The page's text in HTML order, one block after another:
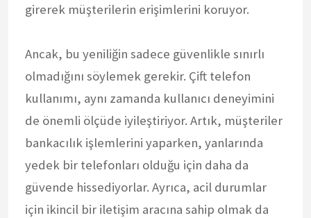
girerek müşterilerin erişimlerini koruyor.
Ancak, bu yeniliğin sadece güvenlikle sınırlı
olmadığını söylemek gerekir. Çift telefon
kullanımı, aynı zamanda kullanıcı deneyimini
de önemli ölçüde iyileştiriyor. Artık, müşteriler
bankacılık işlemlerini yaparken, yanlarında
yedek bir telefonları olduğu için daha da
güvende hissediyorlar. Ayrıca, acil durumlar
için ikincil bir iletişim aracına sahip olmak da